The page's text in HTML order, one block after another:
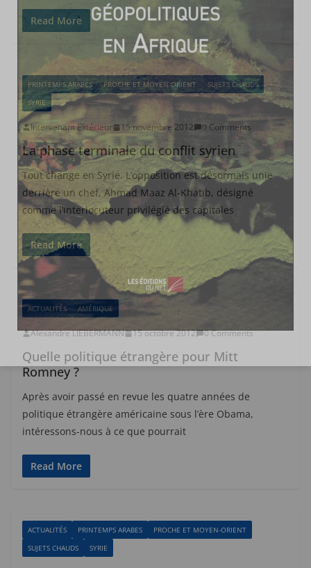
Read More
PRINTEMPS ARABES PROCHE ET MOYEN-ORIENT
SUJETS CHAUDS
SYRIE
Intervenant Extérieur 15 novembre 2012 0 Comments
La phase terminale du conflit syrien
Tout change en Syrie. L’opposition est désormais unie
derrière un chef, Ahmad Maaz Al-Khatib, désigné
comme l’interlocuteur privilégié des capitales
Read More
ACTUALITÉS AMÉRIQUE
Alexandre LIEBERMANN 15 octobre 2012 0 Comments
Quelle politique étrangère pour Mitt
Romney ?
Après avoir passé en revue les quatre années de
politique étrangère américaine sous l’ère Obama,
intéressons-nous à ce que pourrait
Read More
ACTUALITÉS PRINTEMPS ARABES
PROCHE ET MOYEN-ORIENT
SUJETS CHAUDS
SYRIE